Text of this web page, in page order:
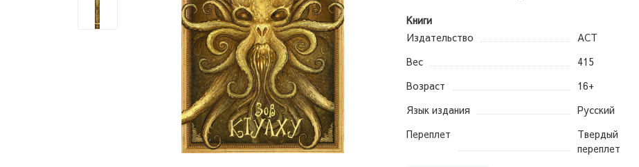
Книги
Издательство
АСТ
Вес
415
Возраст
16+
Язык издания
Русский
Переплет
Твердый
переплет